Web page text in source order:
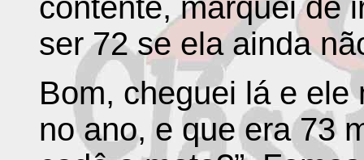
contente, marquei de
ser 72 se ela ainda
Bom, cheguei lá e
no ano, e que era 73